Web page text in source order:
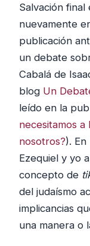
Salvación
nuevamente
publicación
un debate
Cabalá de
blog Un
leído en la
necesitamos a
nosotros?). En
Ezequiel y yo
concepto de
del judaísmo
implicancias
una manera o